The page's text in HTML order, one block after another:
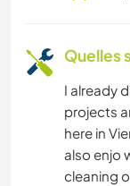
Quelles
I already
projects
here in
also enjo
cleaning